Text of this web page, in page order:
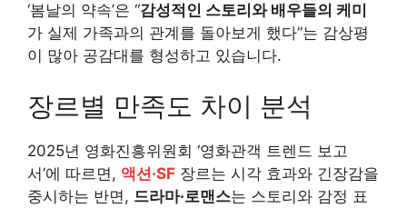
‘봄날의 약속’은 “감성적인 스토리와 배우들의 케미
가 실제 가족과의 관계를 돌아보게 했다”는 감상평
이 많아 공감대를 형성하고 있습니다.
장르별 만족도 차이 분석
2025년 영화진흥위원회 ‘영화관객 트렌드 보고
서’에 따르면, 액션·SF 장르는 시각 효과와 긴장감을
중시하는 반면, 드라마·로맨스는 스토리와 감정 표